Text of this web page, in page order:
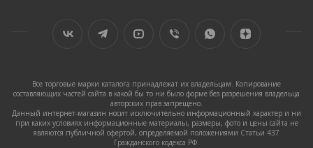
Все торговые марки каталога принадлежат их владельцам. Копирование
составляющих частей сайта в какой бы то ни было форме без разрешения владельца
авторских прав запрещено.
Данный интернет-магазин носит исключительно информационный характер и ни
при каких условиях информационные материалы, размеры, фото и цены сайта не
являются публичной офертой, определяемой положениями Статьи 437
Гражданского кодекса РФ.